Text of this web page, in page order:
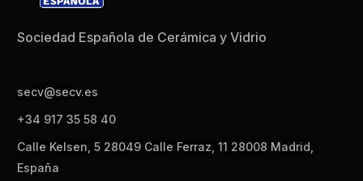
Sociedad Española de Cerámica y Vidrio
secv@secv.es
+34 917 35 58 40
Calle Kelsen, 5 28049 Calle Ferraz, 11 28008 Madrid,
España